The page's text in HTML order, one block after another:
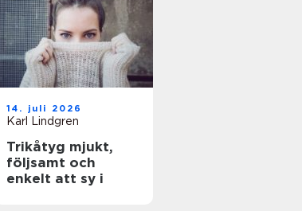
14. juli 2026
Karl Lindgren
Trikåtyg mjukt,
följsamt och
enkelt att sy i